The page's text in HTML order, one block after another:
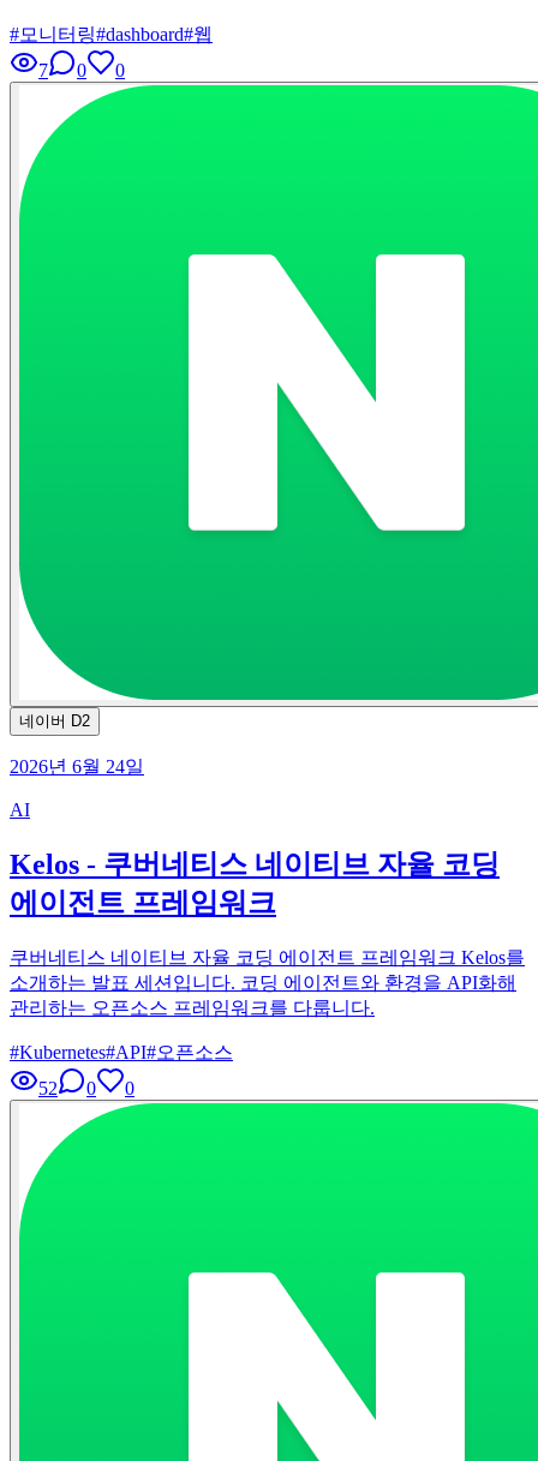
#모니터링#dashboard#웹
7
0 0
네이버 D2
2026년 6월 24일
AI
Kelos - 쿠버네티스 네이티브 자율 코딩
에이전트 프레임워크
쿠버네티스 네이티브 자율 코딩 에이전트 프레임워크 Kelos를
소개하는 발표 세션입니다. 코딩 에이전트와 환경을 API화해
관리하는 오픈소스 프레임워크를 다룹니다.
#Kubernetes#API#오픈소스
52
0 0